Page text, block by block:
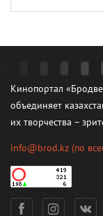
Кинопортал
объединяет
их творчества –
info@brod.kz (по